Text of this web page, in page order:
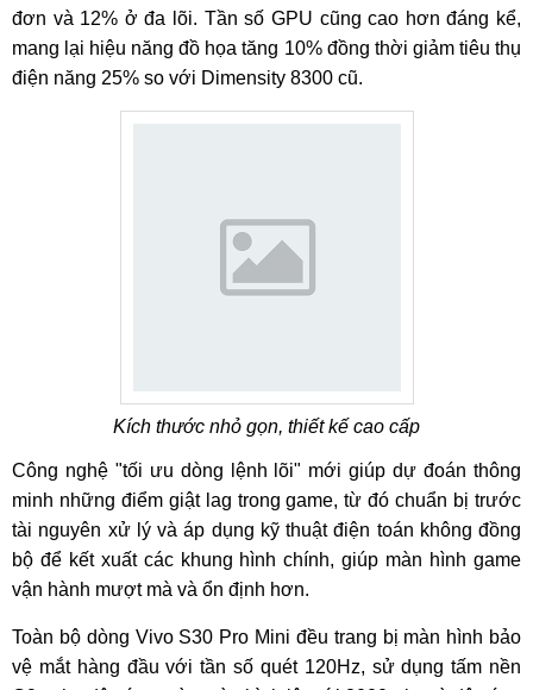
đơn và 12% ở đa lõi. Tần số GPU cũng cao hơn đáng kể,
mang lại hiệu năng đồ họa tăng 10% đồng thời giảm tiêu thụ
điện năng 25% so với Dimensity 8300 cũ.
Kích thước nhỏ gọn, thiết kế cao cấp
Công nghệ "tối ưu dòng lệnh lõi" mới giúp dự đoán thông
minh những điểm giật lag trong game, từ đó chuẩn bị trước
tài nguyên xử lý và áp dụng kỹ thuật điện toán không đồng
bộ để kết xuất các khung hình chính, giúp màn hình game
vận hành mượt mà và ổn định hơn.
Toàn bộ dòng Vivo S30 Pro Mini đều trang bị màn hình bảo
vệ mắt hàng đầu với tần số quét 120Hz, sử dụng tấm nền